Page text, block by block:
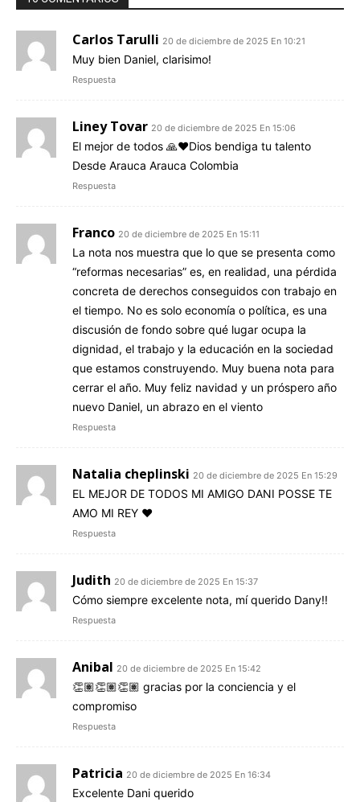
Carlos Tarulli 20 de diciembre de 2025 En 10:21
Muy bien Daniel, clarisimo!
Respuesta
Liney Tovar 20 de diciembre de 2025 En 15:06
El mejor de todos 🙏❤️Dios bendiga tu talento
Desde Arauca Arauca Colombia
Respuesta
Franco 20 de diciembre de 2025 En 15:11
La nota nos muestra que lo que se presenta como
“reformas necesarias” es, en realidad, una pérdida
concreta de derechos conseguidos con trabajo en
el tiempo. No es solo economía o política, es una
discusión de fondo sobre qué lugar ocupa la
dignidad, el trabajo y la educación en la sociedad
que estamos construyendo. Muy buena nota para
cerrar el año. Muy feliz navidad y un próspero año
nuevo Daniel, un abrazo en el viento
Respuesta
Natalia cheplinski 20 de diciembre de 2025 En 15:29
EL MEJOR DE TODOS MI AMIGO DANI POSSE TE
AMO MI REY ❤️
Respuesta
Judith 20 de diciembre de 2025 En 15:37
Cómo siempre excelente nota, mí querido Dany!!
Respuesta
Anibal 20 de diciembre de 2025 En 15:42
👏🏽👏🏽👏🏽 gracias por la conciencia y el
compromiso
Respuesta
Patricia 20 de diciembre de 2025 En 16:34
Excelente Dani querido